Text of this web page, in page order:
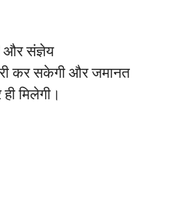
और संज्ञेय
कर सकेगी और जमानत
मिलेगी।